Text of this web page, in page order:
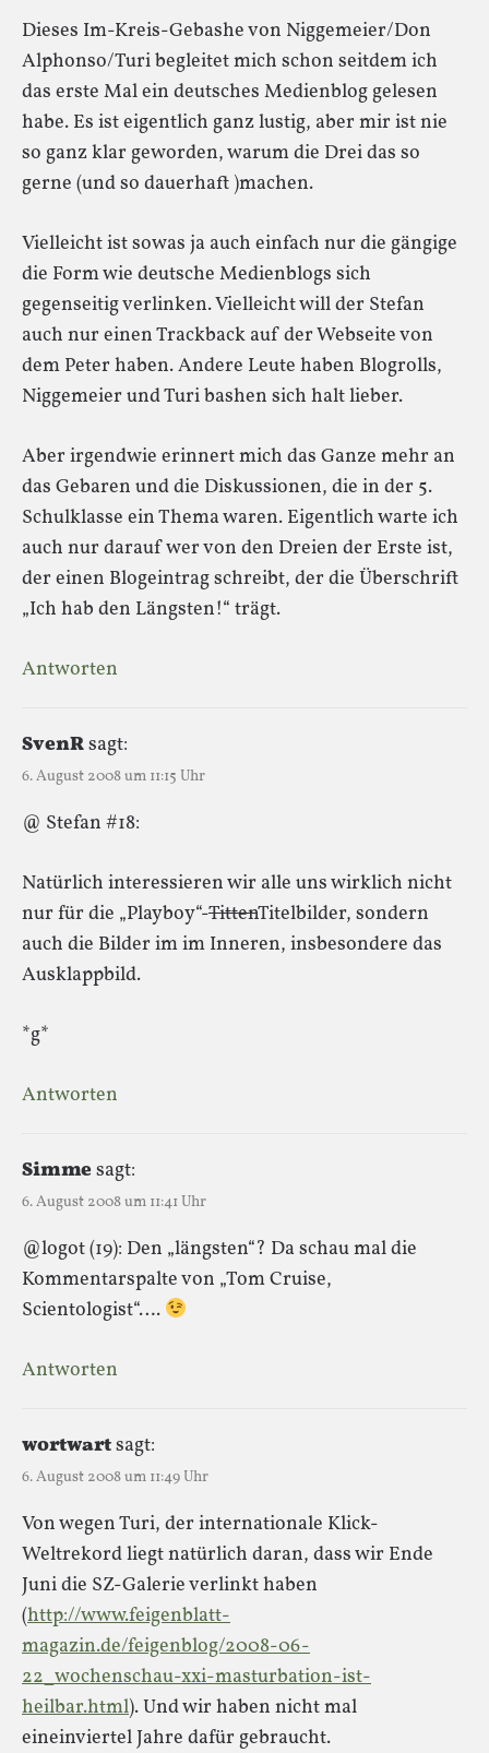
Dieses Im-Kreis-Gebashe von Niggemeier/Don
Alphonso/Turi begleitet mich schon seitdem ich
das erste Mal ein deutsches Medienblog gelesen
habe. Es ist eigentlich ganz lustig, aber mir ist nie
so ganz klar geworden, warum die Drei das so
gerne (und so dauerhaft )machen.
Vielleicht ist sowas ja auch einfach nur die gängige
die Form wie deutsche Medienblogs sich
gegenseitig verlinken. Vielleicht will der Stefan
auch nur einen Trackback auf der Webseite von
dem Peter haben. Andere Leute haben Blogrolls,
Niggemeier und Turi bashen sich halt lieber.
Aber irgendwie erinnert mich das Ganze mehr an
das Gebaren und die Diskussionen, die in der 5.
Schulklasse ein Thema waren. Eigentlich warte ich
auch nur darauf wer von den Dreien der Erste ist,
der einen Blogeintrag schreibt, der die Überschrift
„Ich hab den Längsten!“ trägt.
Antworten
SvenRsagt:
6. August 2008 um 11:15 Uhr
@ Stefan #18:
Natürlich interessieren wir alle uns wirklich nicht
nur für die „Playboy“-TittenTitelbilder, sondern
auch die Bilder im im Inneren, insbesondere das
Ausklappbild.
*g*
Antworten
Simmesagt:
6. August 2008 um 11:41 Uhr
@logot (19): Den „längsten“? Da schau mal die
Kommentarspalte von „Tom Cruise,
Scientologist“….
Antworten
wortwartsagt:
6. August 2008 um 11:49 Uhr
Von wegen Turi, der internationale Klick-
Weltrekord liegt natürlich daran, dass wir Ende
Juni die SZ-Galerie verlinkt haben
(http://www.feigenblatt-
magazin.de/feigenblog/2008-06-
22_wochenschau-xxi-masturbation-ist-
heilbar.html). Und wir haben nicht mal
eineinviertel Jahre dafür gebraucht.